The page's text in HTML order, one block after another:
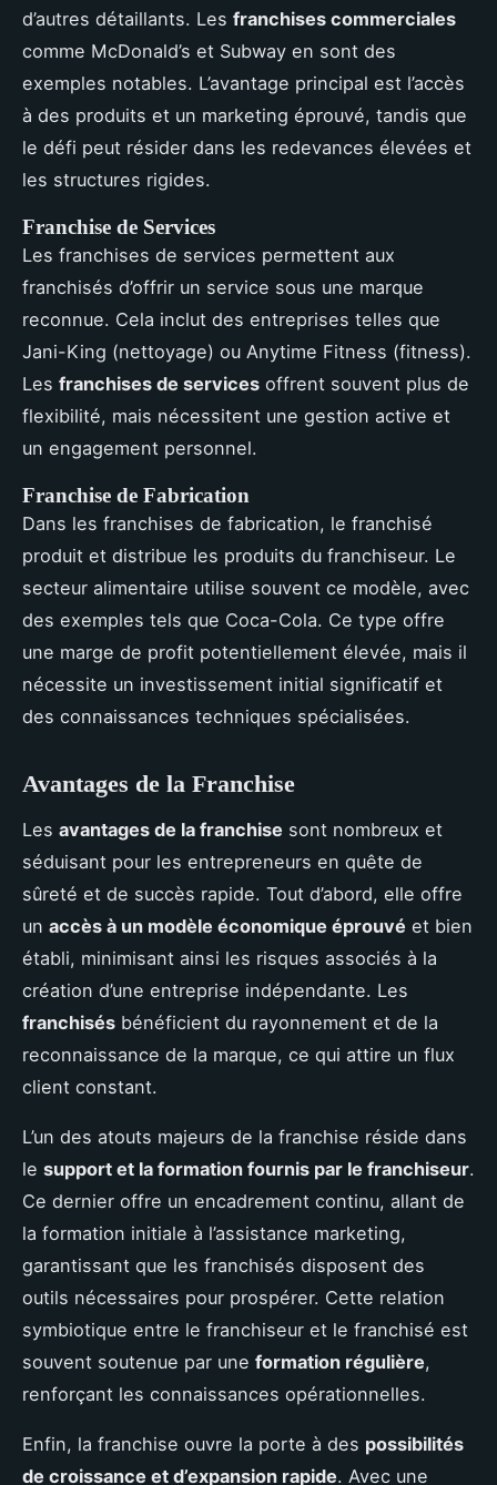
d’autres détaillants. Les franchises commerciales
comme McDonald’s et Subway en sont des
exemples notables. L’avantage principal est l’accès
à des produits et un marketing éprouvé, tandis que
le défi peut résider dans les redevances élevées et
les structures rigides.
Franchise de Services
Les franchises de services permettent aux
franchisés d’offrir un service sous une marque
reconnue. Cela inclut des entreprises telles que
Jani-King (nettoyage) ou Anytime Fitness (fitness).
Les franchises de services offrent souvent plus de
flexibilité, mais nécessitent une gestion active et
un engagement personnel.
Franchise de Fabrication
Dans les franchises de fabrication, le franchisé
produit et distribue les produits du franchiseur. Le
secteur alimentaire utilise souvent ce modèle, avec
des exemples tels que Coca-Cola. Ce type offre
une marge de profit potentiellement élevée, mais il
nécessite un investissement initial significatif et
des connaissances techniques spécialisées.
Avantages de la Franchise
Les avantages de la franchise sont nombreux et
séduisant pour les entrepreneurs en quête de
sûreté et de succès rapide. Tout d’abord, elle offre
un accès à un modèle économique éprouvé et bien
établi, minimisant ainsi les risques associés à la
création d’une entreprise indépendante. Les
franchisés bénéficient du rayonnement et de la
reconnaissance de la marque, ce qui attire un flux
client constant.
L’un des atouts majeurs de la franchise réside dans
le support et la formation fournis par le franchiseur.
Ce dernier offre un encadrement continu, allant de
la formation initiale à l’assistance marketing,
garantissant que les franchisés disposent des
outils nécessaires pour prospérer. Cette relation
symbiotique entre le franchiseur et le franchisé est
souvent soutenue par une formation régulière,
renforçant les connaissances opérationnelles.
Enfin, la franchise ouvre la porte à des possibilités
de croissance et d’expansion rapide. Avec une